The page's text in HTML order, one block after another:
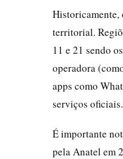
Historicamente,
territorial.
11 e 21 sendo
operadora
apps como
serviços oficiais.
É importante
pela Anatel em